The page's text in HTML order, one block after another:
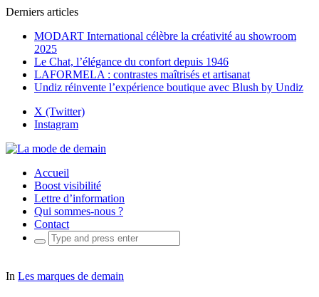
Derniers articles
MODART International célèbre la créativité au showroom
2025
Le Chat, l’élégance du confort depuis 1946
LAFORMELA : contrastes maîtrisés et artisanat
Undiz réinvente l’expérience boutique avec Blush by Undiz
X (Twitter)
Instagram
Accueil
Boost visibilité
Lettre d’information
Qui sommes-nous ?
Contact
Search
for:
In Les marques de demain